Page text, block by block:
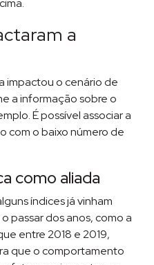
a
impactou o cenário de
a informação sobre o
É possível associar a
com o baixo número de
como aliada
índices já vinham
passar dos anos, como a
entre 2018 e 2019,
que o comportamento